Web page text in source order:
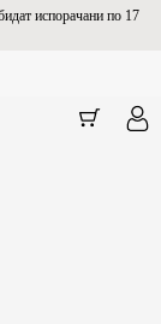
испорачани по 17